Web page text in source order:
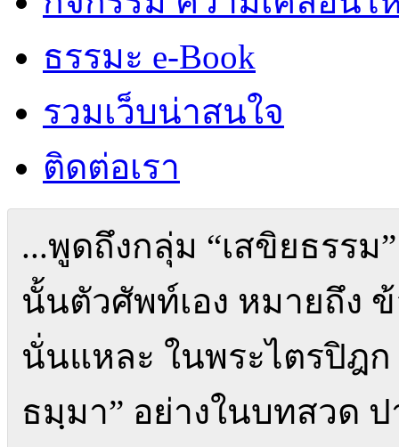
ธรรมะ e-Book
รวมเว็บน่าสนใจ
ติดต่อเรา
...พูดถึงกลุ่ม “เสขิยธรรม
นั้นตัวศัพท์เอง หมายถึง
นั่นแหละ ในพระไตรปิฎก
ธมฺมา” อย่างในบทสวด